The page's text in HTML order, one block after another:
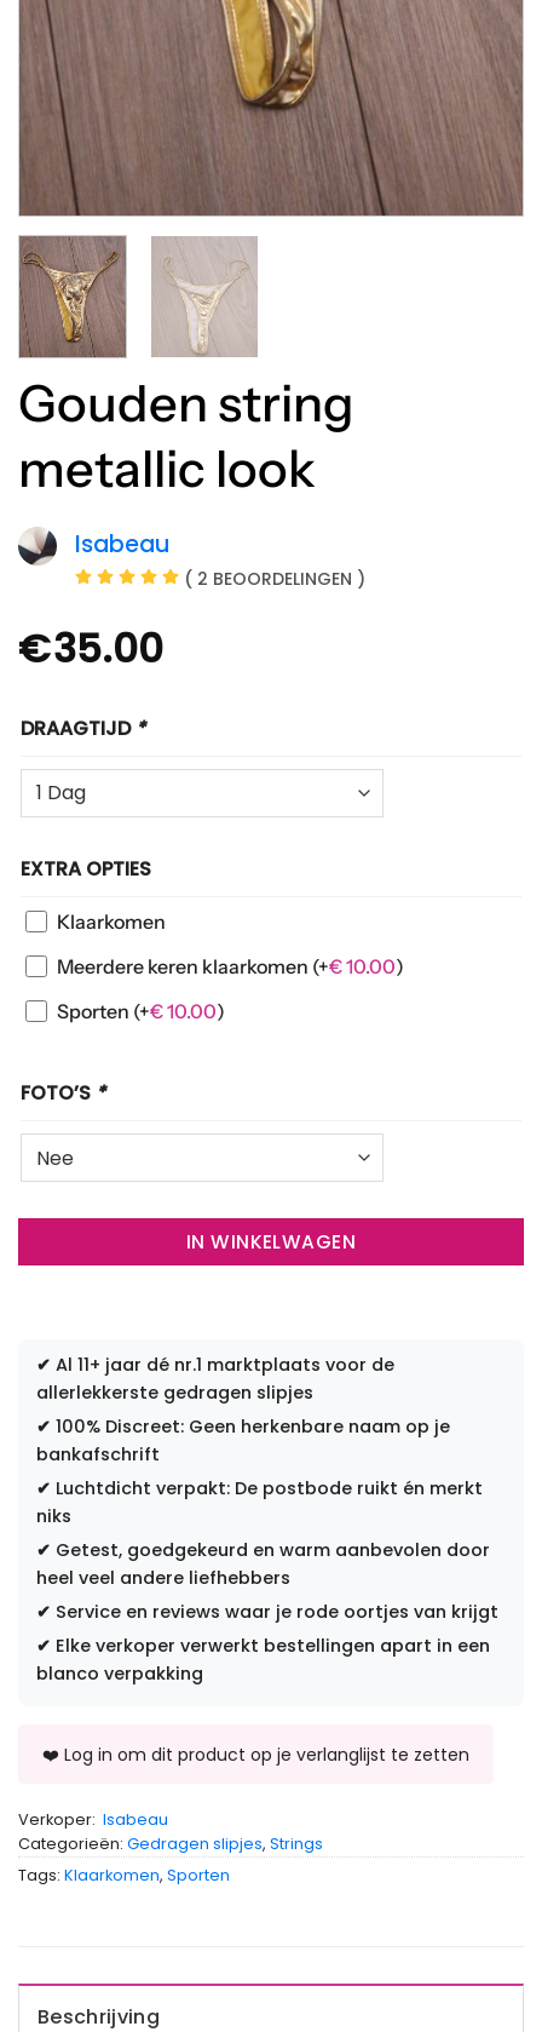
Gouden string
metallic look
Isabeau
( 2 BEOORDELINGEN )
€35.00
DRAAGTIJD *
EXTRA OPTIES
Klaarkomen
Meerdere keren klaarkomen (+€10.00)
Sporten (+€10.00)
FOTO’S *
IN WINKELWAGEN
✔ Al 11+ jaar dé nr.1 marktplaats voor de
allerlekkerste gedragen slipjes
✔ 100% Discreet: Geen herkenbare naam op je
bankafschrift
✔ Luchtdicht verpakt: De postbode ruikt én merkt
niks
✔ Getest, goedgekeurd en warm aanbevolen door
heel veel andere liefhebbers
✔ Service en reviews waar je rode oortjes van krijgt
✔ Elke verkoper verwerkt bestellingen apart in een
blanco verpakking
Verkoper: Isabeau
Categorieën: Gedragen slipjes, Strings
Tags: Klaarkomen, Sporten
Beschrijving